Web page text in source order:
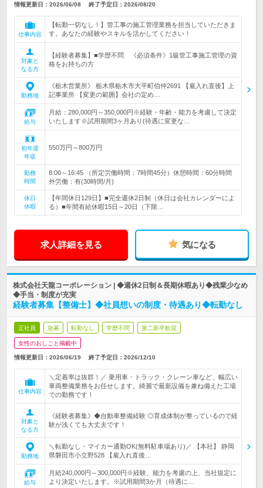
情報更新日：2026/06/08 終了予定日： 2026/08/20
仕事内容
【転勤一切なし！】管工事の施工管理業務を担当していただきま
す。あなたの経験やスキルを活かしてください！
対象と
なる方
【経験者募集】■学歴不問 《必須条件》1級管工事施工管理の資
格をお持ちの方
勤務地
《栃木営業所》 栃木県栃木市大平町伯仲2691 【雇入れ直後】上
記事業所 【変更の範囲】会社の定め…
給与
月給：280,000円～350,000円※経験・年齢・能力を考慮して決定
いたします※試用期間3ヶ月あり(待遇に変更な…
初年度
年収
550万円～800万円
勤務
時間
8:00～16:45 （所定労働時間：7時間45分）休憩時間：60分時間
外労働：有(30時間/月)
休日
休暇
【年間休日129日】■完全週休2日制（休日は会社カレンダーによ
る）■年間有給休暇15日～20日（下限…
求人詳細を見る 気になる
株式会社天龍コーポレーション | ◆週休2日制＆長期休暇あり◆残業少なめ
◆手当・制度が充実
経験者募集【整備士】◆社員想いの制度・待遇あり◆転勤なし
正社員 急募 転勤なし 学歴不問 第二新卒歓迎
女性のおしごと掲載中
情報更新日：2026/06/19 終了予定日： 2026/12/10
仕事内容
＼定着率は抜群！／ 乗用車・トラック・クレーン車など、幅広い
車両整備業務をお任せします。綺麗で最新設備を兼ね備えた工場
での勤務です！
対象と
なる方
《経験者募集》◆自動車整備経験 ◎育成体制が整っているので経
験が浅くても大丈夫です！
勤務地
＼転勤なし・マイカー通勤OK(無料駐車場あり)／ 【本社】 静岡
県磐田市小立野528 【雇入れ直後…
給与
月給240,000円～300,000円※経験、能力を考慮の上、当社規定に
より決定いたします。※試用期間3か月（待遇に…